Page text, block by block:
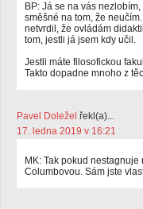
BP: Já se na vás
směšné na tom, že
netvrdil, že ovládám
tom, jestli já jsem kdy učil.
Jestli máte filosofickou
Takto dopadne mnoho z
Pavel Doležel řekl(a)...
17. ledna 2019 v 16:21
MK: Tak pokud
Columbovou. Sám jste